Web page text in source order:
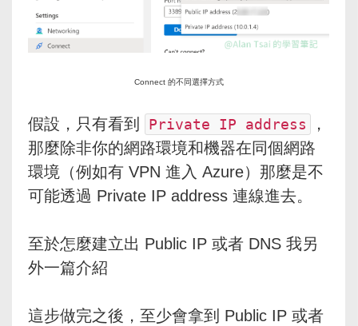
Connect 的不同選擇方式
假設，只有看到 Private IP address
​，
那麼除非你的網路環境和機器在同個網路
環境（例如有 VPN 進入 Azure）那麼是不
可能透過 Private IP address 連線進去。
至於怎麼建立出 Public IP 或者 DNS 我另
外一篇介紹
這步做完之後，至少會拿到 Public IP 或者